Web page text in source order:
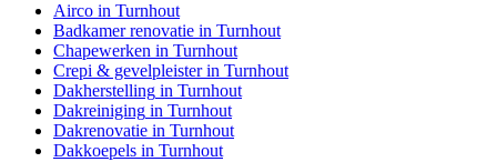
Airco in Turnhout
Badkamer renovatie in Turnhout
Chapewerken in Turnhout
Crepi & gevelpleisterin Turnhout
Dakherstelling in Turnhout
Dakreiniging in Turnhout
Dakrenovatie in Turnhout
Dakkoepels in Turnhout